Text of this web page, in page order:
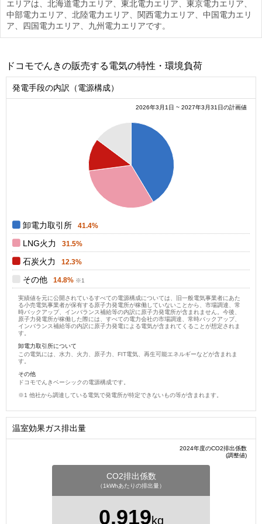
エリアは、北海道電力エリア、東北電力エリア、東京電力エリア、
中部電力エリア、北陸電力エリア、関西電力エリア、中国電力エリ
ア、四国電力エリア、九州電力エリアです。
ドコモでんきの販売する電気の特性・環境負荷
発電手段の内訳（電源構成）
2026年3月1日 ~ 2027年3月31日の計画値
卸電力取引所 41.4%
LNG火力 31.5%
石炭火力 12.3%
その他 14.8%
実績値を元に公開されているすべての電源構成については、旧一般電気事業者にあた
る小売電気事業者が保有する原子力発電所が稼働していないことから、市場調達、常
時バックアップ、インバランス補給等の内訳に原子力発電所が含まれません。今後、
原子力発電所が稼働した際には、すべての電力会社の市場調達、常時バックアップ、
インバランス補給等の内訳に原子力発電による電気が含まれてくることが想定されま
す。
卸電力取引所について
この電気には、水力、火力、原子力、FIT電気、再生可能エネルギーなどが含まれま
す。
その他
ドコモでんきベーシックの電源構成です。
他社から調達している電気で発電所が特定できないもの等が含まれます。
温室効果ガス排出量
2024年度のCO2排出係数
(調整値)
CO2排出係数
（1kWhあたりの排出量）
0.919kg